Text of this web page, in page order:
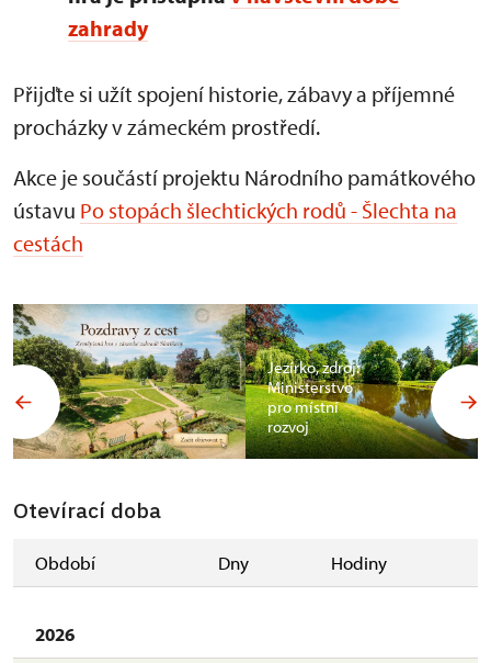
zahrady
Přijďte si užít spojení historie, zábavy a příjemné
procházky v zámeckém prostředí.
Akce je součástí projektu Národního památkového
ústavu Po stopách šlechtických rodů - Šlechta na
cestách
Jezírko, zdroj:
Ministerstvo
pro místní
rozvoj
Otevírací doba
Období Dny Hodiny
2026